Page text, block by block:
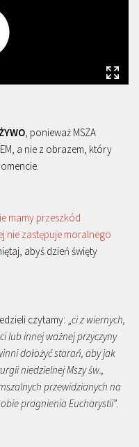
, ponieważ MSZA
a nie z obrazem, który
mamy przeszkód
nie zastępuje moralnego
abyś dzień święty
czytamy: „ ci z wiernych,
lub innej ważnej przyczyny
dołożyć starań, aby jak
niedzielnej Mszy św.,
przewidzianych na
pragnienia Eucharystii”.